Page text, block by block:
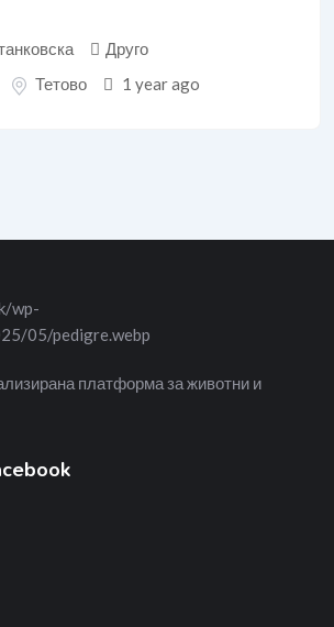
Друго
Тетово 1 year ago
платформа за животни и